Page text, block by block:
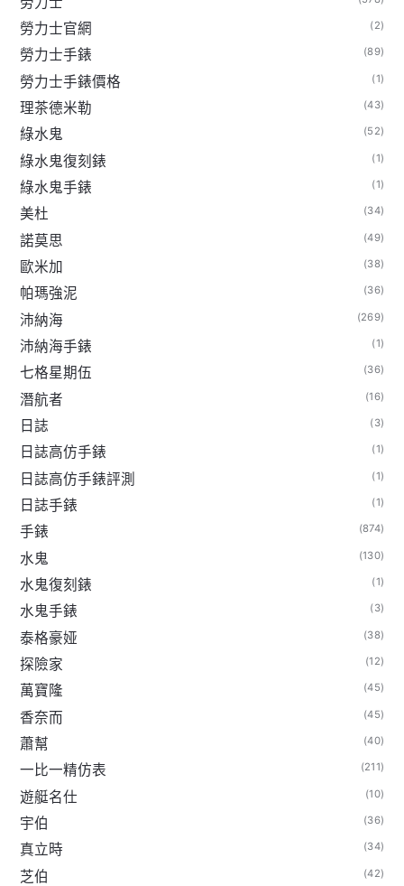
勞力士官網 (2)
勞力士手錶 (89)
勞力士手錶價格 (1)
理茶德米勒 (43)
綠水鬼 (52)
綠水鬼復刻錶 (1)
綠水鬼手錶 (1)
美杜 (34)
諾莫思 (49)
歐米加 (38)
帕瑪強泥 (36)
沛納海 (269)
沛納海手錶 (1)
七格星期伍 (36)
潛航者 (16)
日誌 (3)
日誌高仿手錶 (1)
日誌高仿手錶評測 (1)
日誌手錶 (1)
手錶 (874)
水鬼 (130)
水鬼復刻錶 (1)
水鬼手錶 (3)
泰格豪娅 (38)
探險家 (12)
萬寶隆 (45)
香奈而 (45)
蕭幫 (40)
一比一精仿表 (211)
遊艇名仕 (10)
宇伯 (36)
真立時 (34)
芝伯 (42)